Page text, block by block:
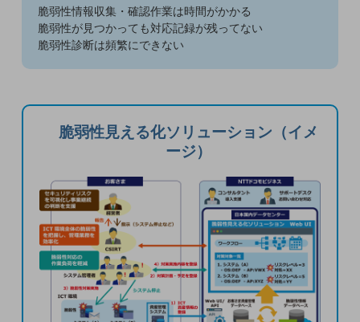
データ利活用
業務支援・マーケティング
課題・ニーズで探す
課題・ニーズで探すTOP
コミュニケーション・情報共有
マーケティング
脆弱性情報収集・確認作業は時間がかかる
脆弱性が見つかっても対応記録が残ってない
脆弱性診断は頻繁にできない
脆弱性見える化ソリューション（イメ
ージ）